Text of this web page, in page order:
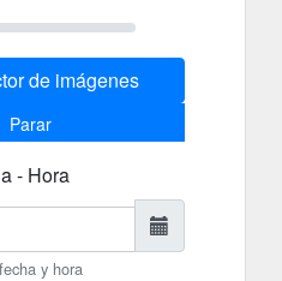
de imágenes
Parar
- Hora
y hora